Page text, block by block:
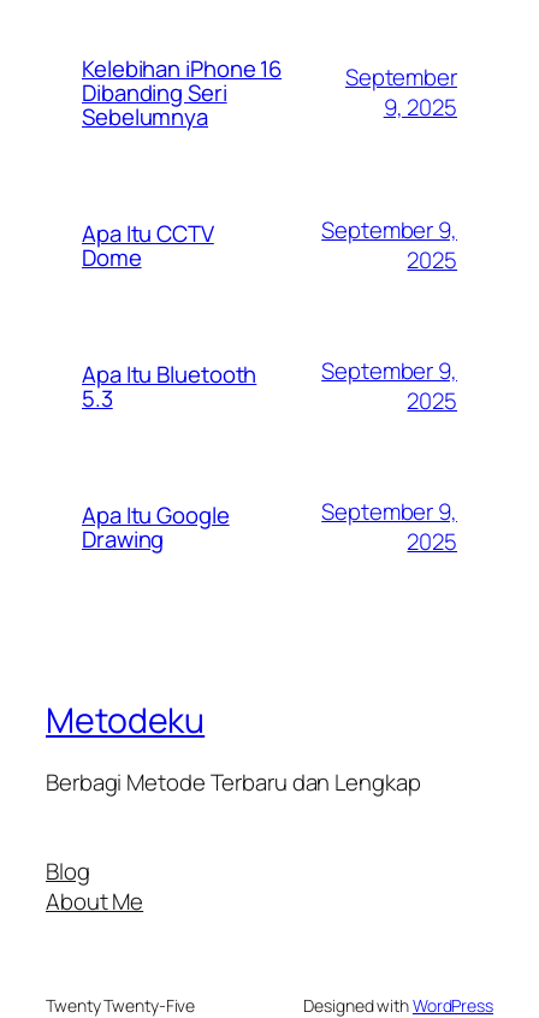
Kelebihan iPhone 16
Dibanding Seri
Sebelumnya
September
9, 2025
Apa Itu CCTV
Dome
September 9,
2025
Apa Itu Bluetooth
5.3
September 9,
2025
Apa Itu Google
Drawing
September 9,
2025
Metodeku
Berbagi Metode Terbaru dan Lengkap
Blog
About Me
Twenty Twenty-Five Designed withWordPress